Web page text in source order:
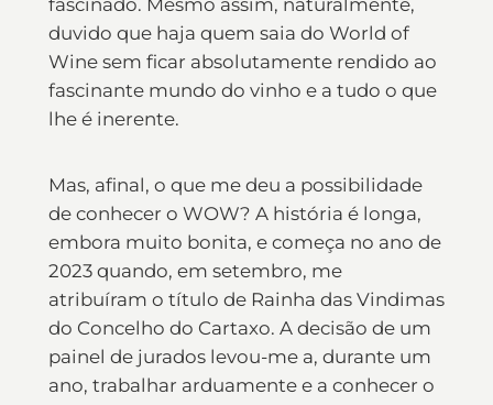
duvido que haja quem saia do World of
Wine sem ficar absolutamente rendido ao
fascinante mundo do vinho e a tudo o que
lhe é inerente.
Mas, afinal, o que me deu a possibilidade
de conhecer o WOW? A história é longa,
embora muito bonita, e começa no ano de
2023 quando, em setembro, me
atribuíram o título de Rainha das Vindimas
do Concelho do Cartaxo. A decisão de um
painel de jurados levou-me a, durante um
ano, trabalhar arduamente e a conhecer o